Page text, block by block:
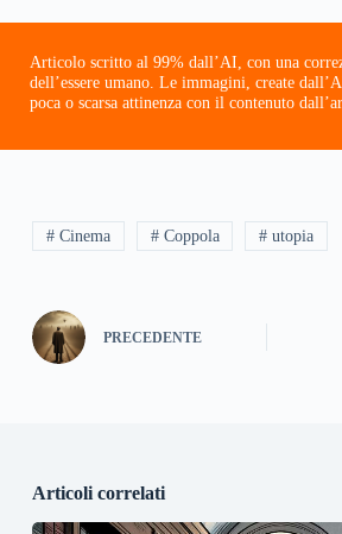
Articolo scritto al 99% dall’AI, con una
dell’essere umano. Le immagini, create
poca o scarsa attinenza con il contenuto
# Cinema # Coppola # utopia
PRECEDENTE
Articoli correlati